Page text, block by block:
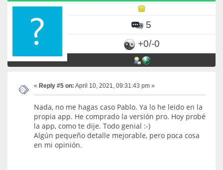
5
+0/-0
« Reply #5 on: April 10, 2021, 09:31:43 pm »
Nada, no me hagas caso Pablo. Ya lo he leido en la
propia app. He comprado la versión pro. Hoy probé
la app, como te dije. Todo genial :-)
Algún pequeño detalle mejorable, pero poca cosa
en mi opinión.